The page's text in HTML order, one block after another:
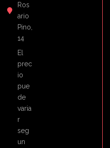
Ros
ario
Pino,
14
El
prec
io
pue
de
varia
r
seg
un